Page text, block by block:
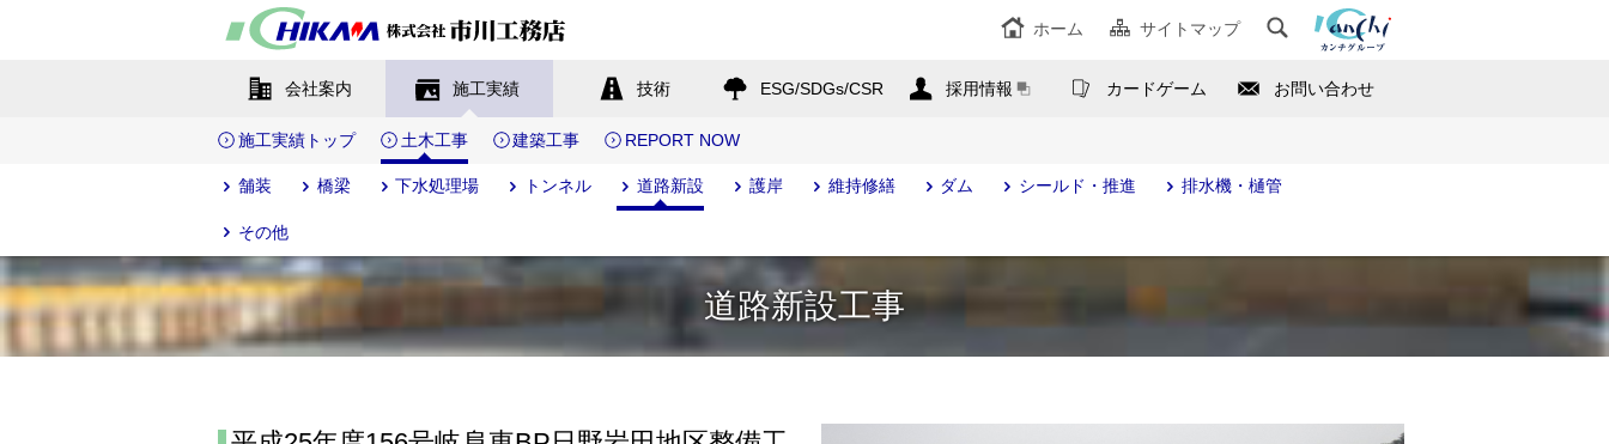
ホーム サイトマップ
会社案内 施工実績 技術 ESG/SDGs/CSR 採用情報 カードゲーム お問い合わせ
施工実績トップ 土木工事 建築工事 REPORT NOW
舗装 橋梁 下水処理場 トンネル 道路新設 護岸 維持修繕 ダム シールド・推進 排水機・樋管
その他
道路新設工事